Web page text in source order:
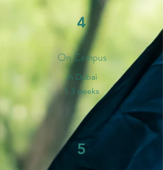
4
On Campus
in Dubai
1-3 weeks
5